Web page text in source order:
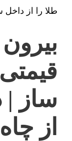
طلا را از داخل
ساز |
از